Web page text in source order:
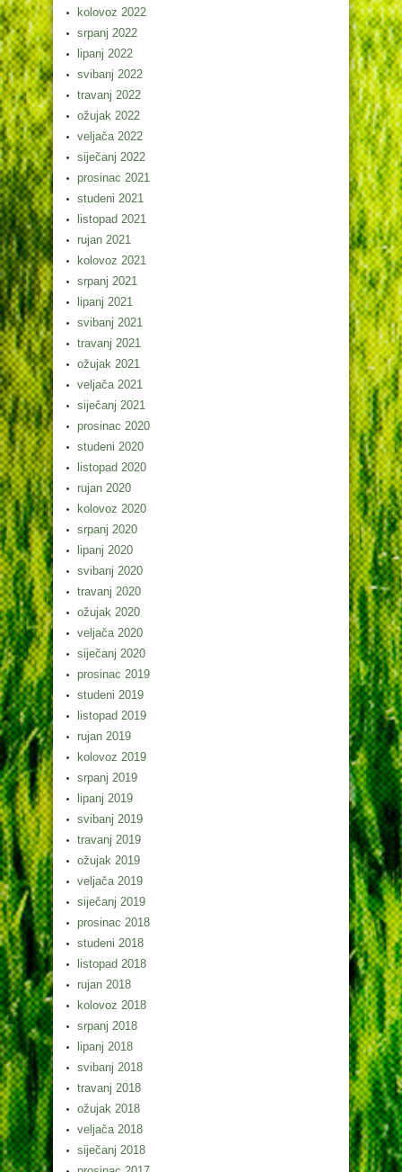
kolovoz 2022
srpanj 2022
lipanj 2022
svibanj 2022
travanj 2022
ožujak 2022
veljača 2022
siječanj 2022
prosinac 2021
studeni 2021
listopad 2021
rujan 2021
kolovoz 2021
srpanj 2021
lipanj 2021
svibanj 2021
travanj 2021
ožujak 2021
veljača 2021
siječanj 2021
prosinac 2020
studeni 2020
listopad 2020
rujan 2020
kolovoz 2020
srpanj 2020
lipanj 2020
svibanj 2020
travanj 2020
ožujak 2020
veljača 2020
siječanj 2020
prosinac 2019
studeni 2019
listopad 2019
rujan 2019
kolovoz 2019
srpanj 2019
lipanj 2019
svibanj 2019
travanj 2019
ožujak 2019
veljača 2019
siječanj 2019
prosinac 2018
studeni 2018
listopad 2018
rujan 2018
kolovoz 2018
srpanj 2018
lipanj 2018
svibanj 2018
travanj 2018
ožujak 2018
veljača 2018
siječanj 2018